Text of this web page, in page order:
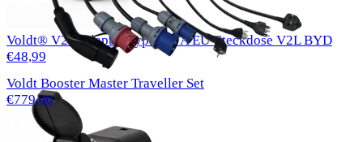
Voldt® V2L Adapter Typ 2 16 A EU-Steckdose V2L BYD
€48,99
Voldt Booster Master Traveller Set
€779,00